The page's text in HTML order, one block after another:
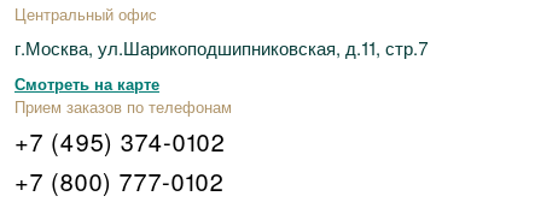
Центральный офис
г.Москва, ул.Шарикоподшипниковская, д.11, стр.7
Смотреть на карте
Прием заказов по телефонам
+7 (495) 374-0102
+7 (800) 777-0102